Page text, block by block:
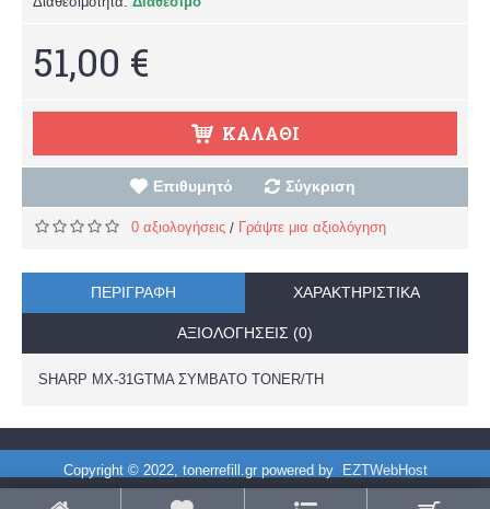
51,00 €
ΚΑΛΆΘΙ
Επιθυμητό Σύγκριση
0 αξιολογήσεις / Γράψτε μια αξιολόγηση
ΠΕΡΙΓΡΑΦΉ ΧΑΡΑΚΤΗΡΙΣΤΙΚΆ
ΑΞΙΟΛΟΓΉΣΕΙΣ (0)
SHARP MX-31GTMA ΣΥΜΒΑΤΟ TONER/TH
Copyright © 2022, tonerrefill.gr powered by EZTWebHost